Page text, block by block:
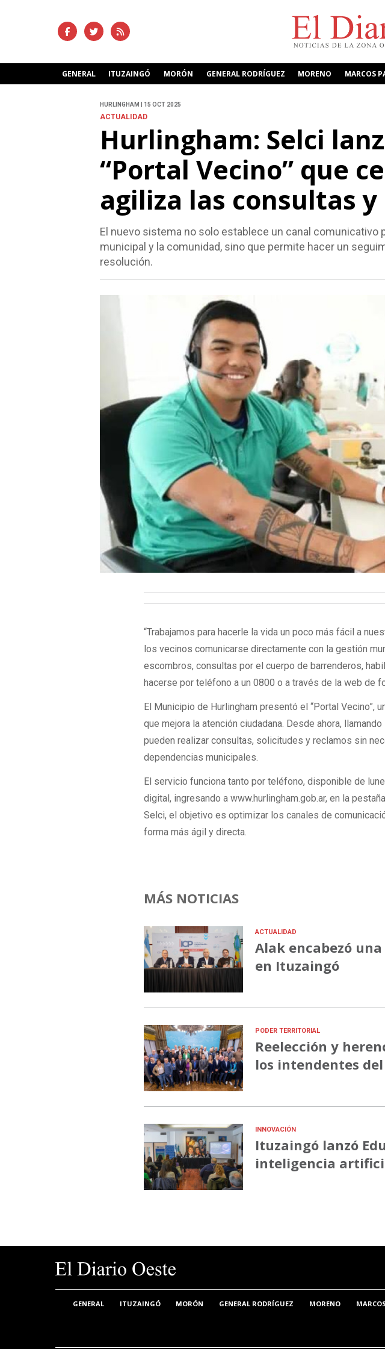
GENERAL ITUZAINGÓ MORÓN GENERAL RODRÍGUEZ MORENO MARCOS
HURLINGHAM | 15 OCT 2025
ACTUALIDAD
Hurlingham: Selci
“Portal Vecino” que
agiliza las consultas
El nuevo sistema no solo establece un canal comunicativo
municipal y la comunidad, sino que permite hacer un
resolución.
“Trabajamos para hacerle la vida un poco más fácil a
los vecinos comunicarse directamente con la gestión
escombros, consultas por el cuerpo de barrenderos,
hacerse por teléfono a un 0800 o a través de la web de
El Municipio de Hurlingham presentó el “Portal Vecino”,
que mejora la atención ciudadana. Desde ahora,
pueden realizar consultas, solicitudes y reclamos sin
dependencias municipales.
El servicio funciona tanto por teléfono, disponible de
digital, ingresando a www.hurlingham.gob.ar, en la
Selci, el objetivo es optimizar los canales de
forma más ágil y directa.
MÁS NOTICIAS
ACTUALIDAD
Alak encabezó
en Ituzaingó
PODER TERRITORIAL
Reelección y
los intendentes
INNOVACIÓN
Ituzaingó lanzó
inteligencia
GENERAL ITUZAINGÓ MORÓN GENERAL RODRÍGUEZ MORENO